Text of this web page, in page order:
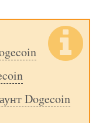
Dogecoin